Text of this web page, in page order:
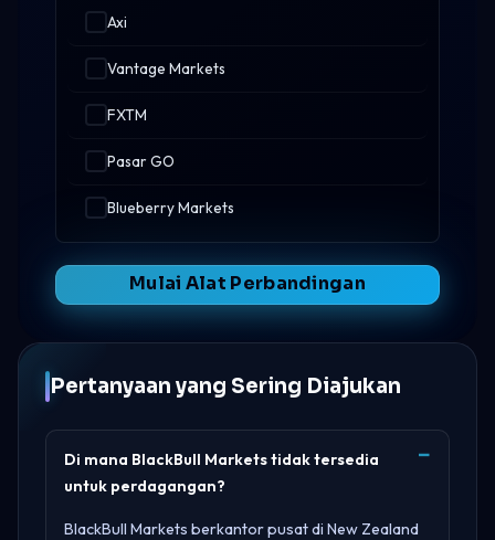
Axi
Vantage Markets
FXTM
Pasar GO
Blueberry Markets
Mulai Alat Perbandingan
Pertanyaan yang Sering Diajukan
Di mana BlackBull Markets tidak tersedia
untuk perdagangan?
BlackBull Markets berkantor pusat di New Zealand